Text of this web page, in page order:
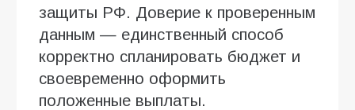
защиты РФ. Доверие к проверенным
данным — единственный способ
корректно спланировать бюджет и
своевременно оформить
положенные выплаты.